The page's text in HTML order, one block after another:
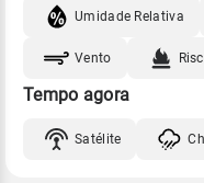
Umidade Relativa
Vento
Tempo agora
Satélite